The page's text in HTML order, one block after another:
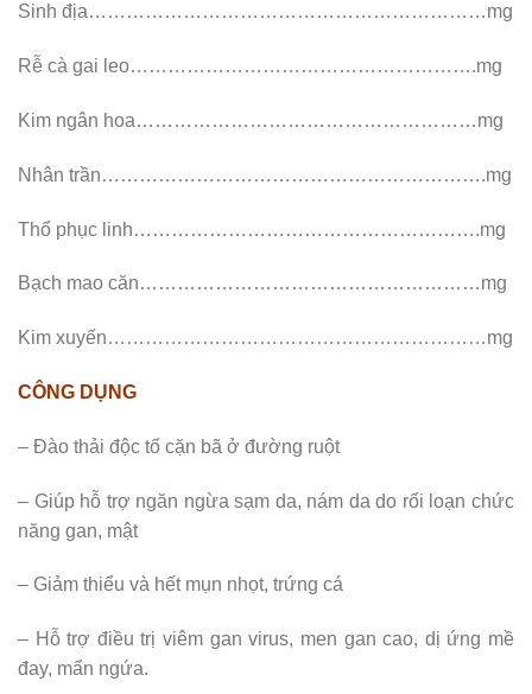
Sinh địa………………………………………………………mg
Rễ cà gai leo……………………………………………….mg
Kim ngân hoa………………………………………………mg
Nhân trần…………………………………………………….mg
Thổ phục linh……………………………………………….mg
Bạch mao căn………………………………………………mg
Kim xuyến……………………………………………………mg
CÔNG DỤNG
– Đào thải độc tố cặn bã ở đường ruột
– Giúp hỗ trợ ngăn ngừa sạm da, nám da do rối loạn chức
năng gan, mật
– Giảm thiểu và hết mụn nhọt, trứng cá
– Hỗ trợ điều trị viêm gan virus, men gan cao, dị ứng mề
đay, mẩn ngứa.